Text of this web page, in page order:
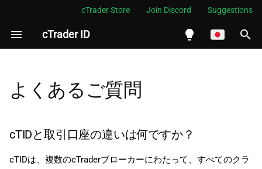
cTrader Store Join Discord Suggestions
cTrader ID
検
初
cTIDと取引口座の違いは何で
すか？
ますか？
ソーシャルアカウントで
よくあるご質問
cTIDと取引口座の違いは何ですか？
cTIDは、複数のcTraderブローカーにわたって、すべてのクラ